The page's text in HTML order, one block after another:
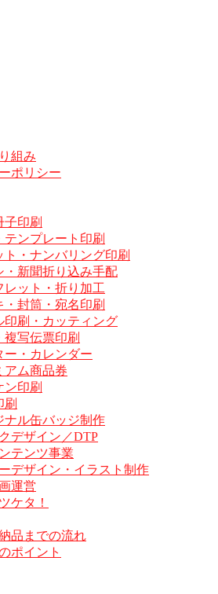
組み
ポリシー
子印刷
テンプレート印刷
ト・ナンバリング印刷
・新聞折り込み手配
レット・折り加工
・封筒・宛名印刷
印刷・カッティング
複写伝票印刷
ー・カレンダー
アム商品券
ン印刷
刷
ナル缶バッジ制作
デザイン／DTP
テンツ事業
デザイン・イラスト制作
運営
ケタ！
品までの流れ
ポイント